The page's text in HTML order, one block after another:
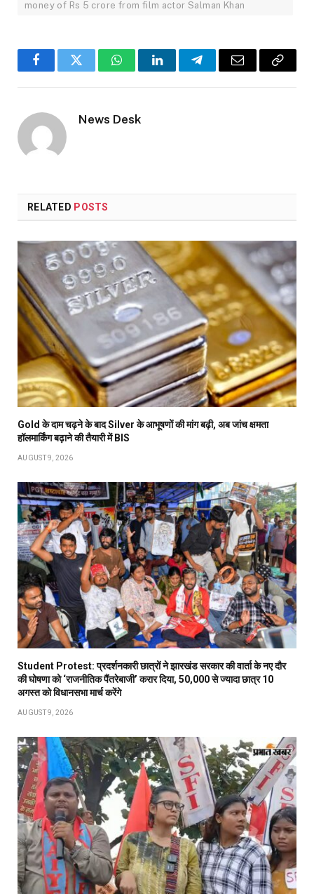
money of Rs 5 crore from film actor Salman Khan
FacebookTwitter WhatsAppLinkedInTelegramEmail
Copy
News Desk
RELATED POSTS
Gold के दाम चढ़ने के बाद Silver के आभूषणों की मांग बढ़ी, अब जांच क्षमता
हॉलमार्किंग बढ़ाने की तैयारी में BIS
AUGUST 9, 2026
Student Protest: प्रदर्शनकारी छात्रों ने झारखंड सरकार की वार्ता के नए दौर
की घोषणा को ‘राजनीतिक पैंतरेबाजी’ करार दिया, 50,000 से ज्यादा छात्र 10
अगस्त को विधानसभा मार्च करेंगे
AUGUST 9, 2026